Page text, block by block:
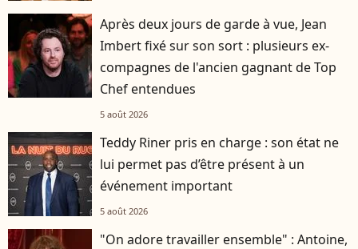
Après deux jours de garde à vue, Jean
Imbert fixé sur son sort : plusieurs ex-
compagnes de l'ancien gagnant de Top
Chef entendues
5 août 2026
Teddy Riner pris en charge : son état ne
lui permet pas d’être présent à un
événement important
5 août 2026
"On adore travailler ensemble" : Antoine,